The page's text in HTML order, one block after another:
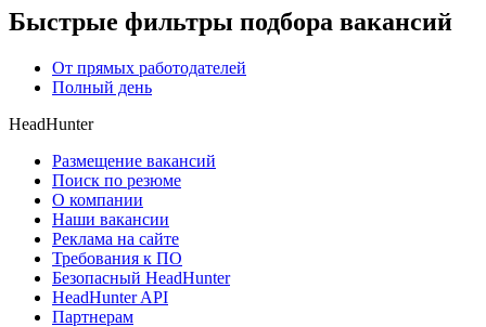
Быстрые фильтры подбора вакансий
От прямых работодателей
Полный день
HeadHunter
Размещение вакансий
Поиск по резюме
О компании
Наши вакансии
Реклама на сайте
Требования к ПО
Безопасный HeadHunter
HeadHunter API
Партнерам